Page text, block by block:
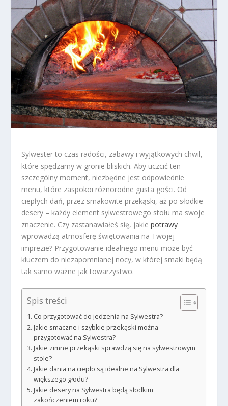
Sylwester to czas radości, zabawy i wyjątkowych chwil,
które spędzamy w gronie bliskich. Aby uczcić ten
szczególny moment, niezbędne jest odpowiednie
menu, które zaspokoi różnorodne gusta gości. Od
ciepłych dań, przez smakowite przekąski, aż po słodkie
desery – każdy element sylwestrowego stołu ma swoje
znaczenie. Czy zastanawiałeś się, jakiepotrawy
wprowadzą atmosferę świętowania na Twojej
imprezie? Przygotowanie idealnego menu może być
kluczem do niezapomnianej nocy, w której smaki będą
tak samo ważne jak towarzystwo.
Spis treści
Co przygotować do jedzenia na Sylwestra?
Jakie smaczne i szybkie przekąski można
przygotować na Sylwestra?
Jakie zimne przekąski sprawdzą się na sylwestrowym
stole?
Jakie dania na ciepło są idealne na Sylwestra dla
większego głodu?
Jakie desery na Sylwestra będą słodkim
zakończeniem roku?